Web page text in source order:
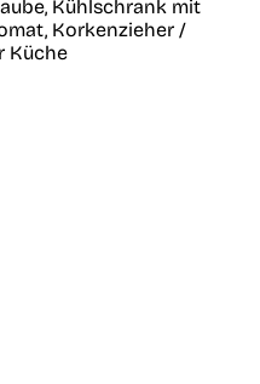
Kühlschrank mit
Korkenzieher /
Küche